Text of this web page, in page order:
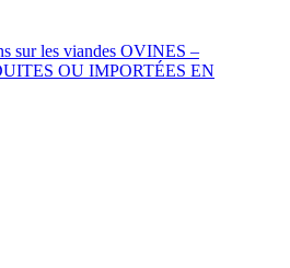
sur les viandes OVINES –
OU IMPORTÉES EN